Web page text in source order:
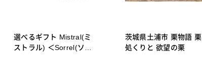
選べるギフト Mistral(ミ
ストラル) ＜Sorrel(ソレ
茨城県土浦市 栗物語 栗
処くりと 欲望の栗